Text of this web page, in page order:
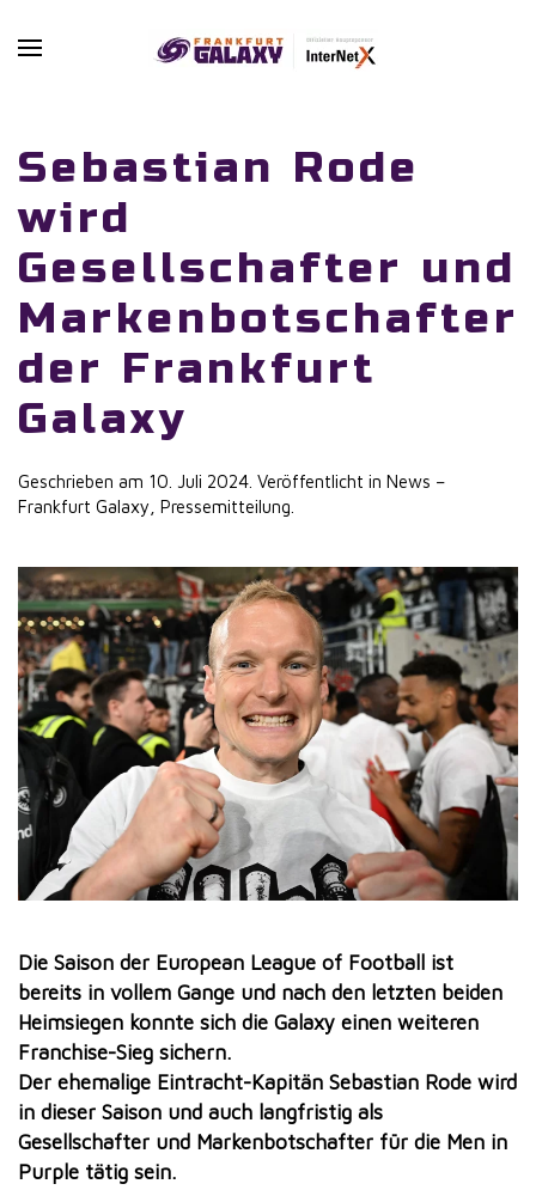
Skip to main content
Sebastian Rode
wird
Gesellschafter und
Markenbotschafter
der Frankfurt
Galaxy
Geschrieben am 10. Juli 2024 . Veröffentlicht in News –
Frankfurt Galaxy Pressemitteilung
Die Saison der European League of Football ist
bereits in vollem Gange und nach den letzten beiden
Heimsiegen konnte sich die Galaxy einen weiteren
Franchise-Sieg sichern.
Der ehemalige Eintracht-Kapitän Sebastian Rode wird
in dieser Saison und auch langfristig als
Gesellschafter und Markenbotschafter für die Men in
Purple tätig sein.